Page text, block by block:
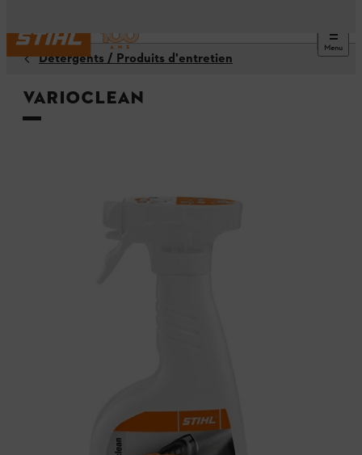
Menu
Détergents / Produits d'entretien
Varioclean